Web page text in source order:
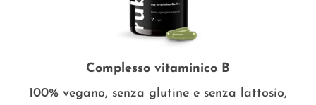
Complesso vitaminico B
100% vegano, senza glutine e senza lattosio,